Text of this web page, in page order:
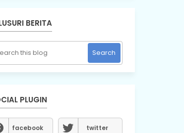
BERITA
PLUGIN
facebook twitter